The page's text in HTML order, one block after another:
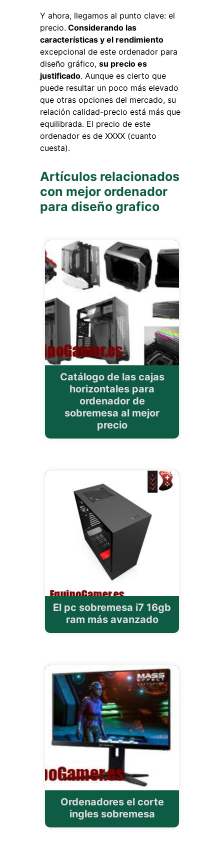
Y ahora, llegamos al punto clave: el
precio. Considerando las
características y el rendimiento
excepcional de este ordenador para
diseño gráfico, su precio es
justificado. Aunque es cierto que
puede resultar un poco más elevado
que otras opciones del mercado, su
relación calidad-precio está más que
equilibrada. El precio de este
ordenador es de XXXX (cuanto
cuesta).
Artículos relacionados
con mejor ordenador
para diseño grafico
Catálogo de las cajas
horizontales para
ordenador de
sobremesa al mejor
precio
El pc sobremesa i7 16gb
ram más avanzado
Ordenadores el corte
ingles sobremesa